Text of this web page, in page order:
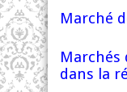
Marché
Marchés
dans la